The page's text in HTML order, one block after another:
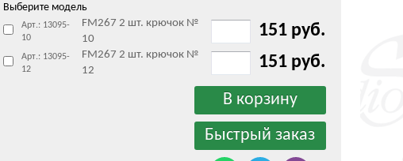
Выберите модель
Арт.: 13095-
10
FM267 2 шт. крючок №
10
151 руб.
Арт.: 13095-
12
FM267 2 шт. крючок №
12
151 руб.